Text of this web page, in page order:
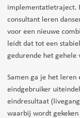
implementatietraject.
consultant leren
voor een nieuwe
leidt dat tot een
gedurende het gehele
Samen ga je het
eindgebruiker
eindresultaat
waarbij wordt